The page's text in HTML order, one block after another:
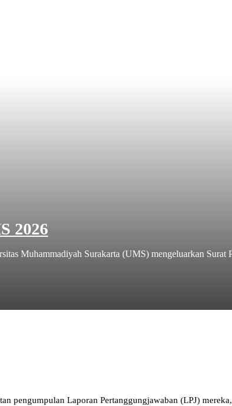
2026
Muhammadiyah Surakarta (UMS) mengeluarkan Surat
pengumpulan Laporan Pertanggungjawaban (LPJ)